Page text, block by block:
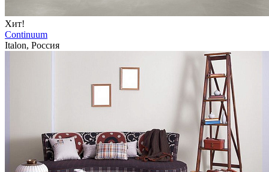
Хит!
Continuum
Italon, Россия